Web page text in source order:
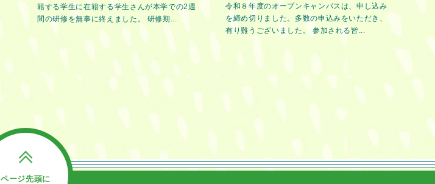
籍する学生に在籍する学生さんが本学での2週
間の研修を無事に終えました。 研修期...
令和８年度のオープンキャンパスは、申し込み
を締め切りました。多数の申込みをいただき、
有り難うございました。 参加される皆...
ページ先頭に